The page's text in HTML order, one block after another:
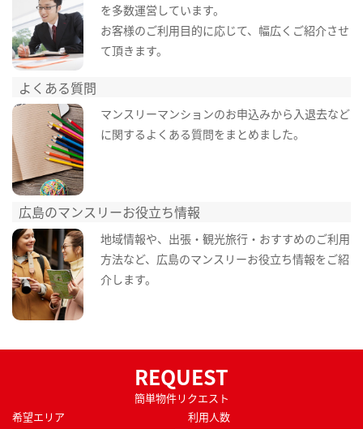
を多数運営しています。
お客様のご利用目的に応じて、幅広くご紹介させ
て頂きます。
よくある質問
マンスリーマンションのお申込みから入退去など
に関するよくある質問をまとめました。
広島のマンスリーお役立ち情報
地域情報や、出張・観光旅行・おすすめのご利用
方法など、広島のマンスリーお役立ち情報をご紹
介します。
REQUEST
簡単物件リクエスト
希望エリア
利用人数